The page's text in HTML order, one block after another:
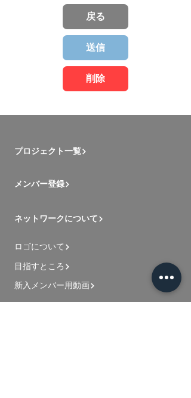
戻る
送信
削除
プロジェクト一覧
メンバー登録
ネットワークについて
ロゴについて
目指すところ
新入メンバー用動画